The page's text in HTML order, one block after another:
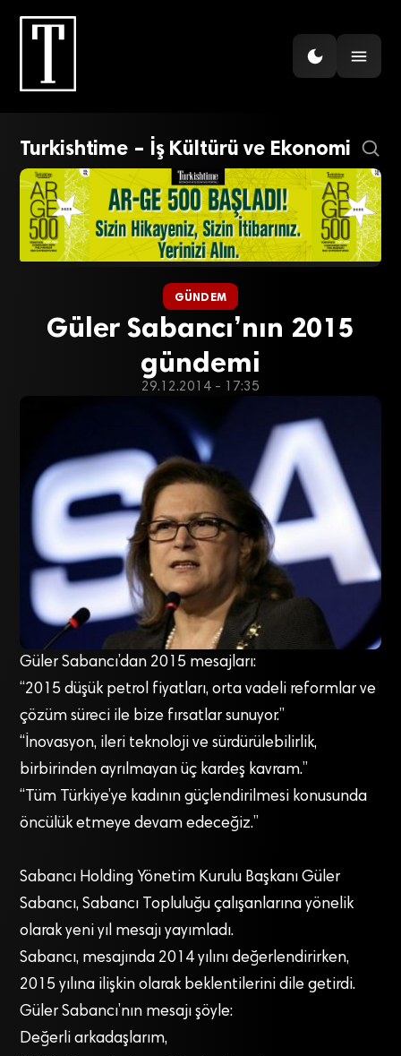
Turkishtime – İş Kültürü ve Ekonomi
GÜNDEM
Güler Sabancı’nın 2015
gündemi
29.12.2014 - 17:35
Güler Sabancı’dan 2015 mesajları:
“2015 düşük petrol fiyatları, orta vadeli reformlar ve
çözüm süreci ile bize fırsatlar sunuyor.”
“İnovasyon, ileri teknoloji ve sürdürülebilirlik,
birbirinden ayrılmayan üç kardeş kavram.”
“Tüm Türkiye’ye kadının güçlendirilmesi konusunda
öncülük etmeye devam edeceğiz.”
Sabancı Holding Yönetim Kurulu Başkanı Güler
Sabancı, Sabancı Topluluğu çalışanlarına yönelik
olarak yeni yıl mesajı yayımladı.
Sabancı, mesajında 2014 yılını değerlendirirken,
2015 yılına ilişkin olarak beklentilerini dile getirdi.
Güler Sabancı’nın mesajı şöyle:
Değerli arkadaşlarım,